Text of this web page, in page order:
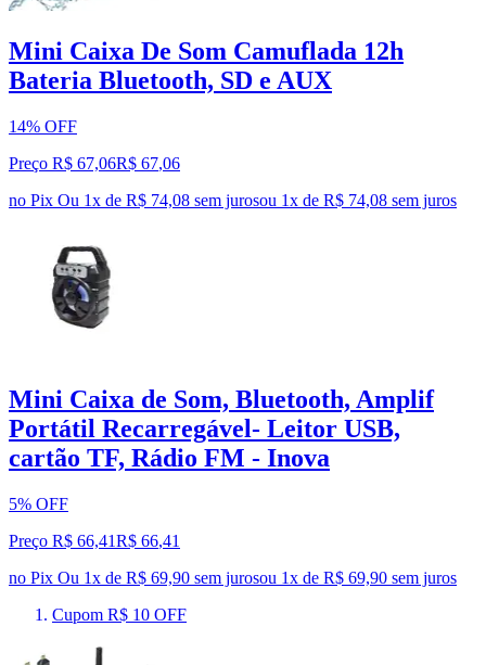
Mini Caixa De Som Camuflada 12h
Bateria Bluetooth, SD e AUX
14% OFF
Preço R$ 67,06R$ 67,06
no Pix Ou 1x de R$ 74,08 sem jurosou 1x de R$ 74,08 sem juros
Mini Caixa de Som, Bluetooth, Amplif
Portátil Recarregável- Leitor USB,
cartão TF, Rádio FM - Inova
5% OFF
Preço R$ 66,41R$ 66,41
no Pix Ou 1x de R$ 69,90 sem jurosou 1x de R$ 69,90 sem juros
Cupom R$ 10 OFF